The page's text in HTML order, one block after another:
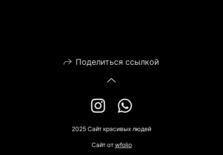
Поделиться ссылкой
2025 Сайт красивых людей
Сайт от wfolio